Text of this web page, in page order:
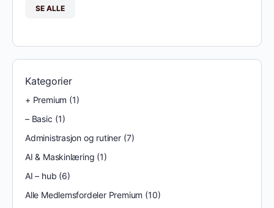
SE ALLE
Kategorier
+ Premium (1)
– Basic (1)
Administrasjon og rutiner(7)
AI & Maskinlæring (1)
AI – hub (6)
Alle Medlemsfordeler Premium (10)